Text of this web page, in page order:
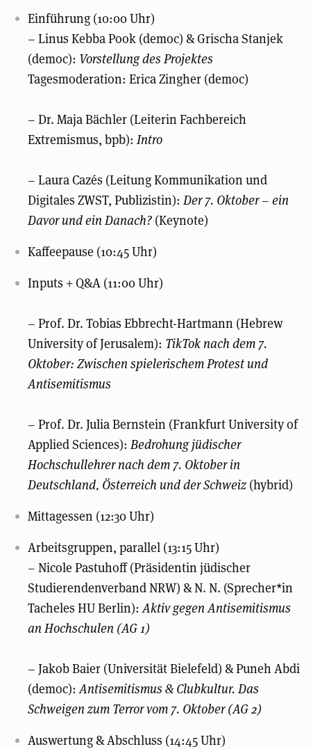
Einführung (10:00 Uhr)
– Linus Kebba Pook (democ) & Grischa Stanjek
(democ): Vorstellung des Projektes
Tagesmoderation: Erica Zingher (democ)
– Dr. Maja Bächler (Leiterin Fachbereich
Extremismus, bpb):Intro
– Laura Cazés (Leitung Kommunikation und
Digitales ZWST, Publizistin):Der 7. Oktober – ein
Davor und ein Danach? (Keynote)
Kaffeepause (10:45 Uhr)
Inputs + Q&A (11:00 Uhr)
– Prof. Dr. Tobias Ebbrecht-Hartmann (Hebrew
University of Jerusalem): TikTok nach dem 7.
Oktober: Zwischen spielerischem Protest und
Antisemitismus
– Prof. Dr. Julia Bernstein (Frankfurt University of
Applied Sciences):Bedrohung jüdischer
Hochschullehrer nach dem 7. Oktober in
Deutschland, Österreich und der Schweiz(hybrid)
Mittagessen (12:30 Uhr)
Arbeitsgruppen, parallel (13:15 Uhr)
– Nicole Pastuhoff (Präsidentin jüdischer
Studierendenverband NRW) & N. N. (Sprecher*in
Tacheles HU Berlin):Aktiv gegen Antisemitismus
an Hochschulen (AG 1)
– Jakob Baier (Universität Bielefeld) & Puneh Abdi
(democ):Antisemitismus & Clubkultur. Das
Schweigen zum Terror vom 7. Oktober (AG 2)
Auswertung & Abschluss (14:45 Uhr)